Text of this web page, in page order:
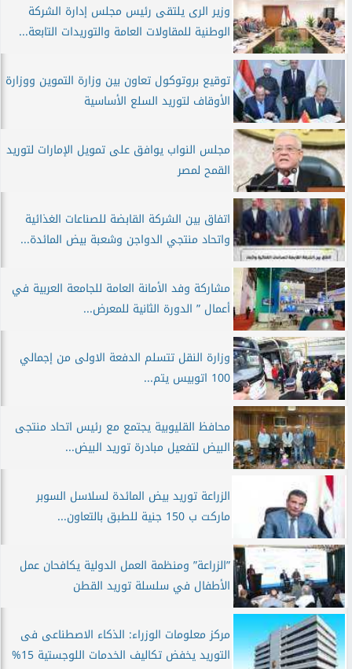
وزير الرى يلتقى رئيس مجلس إدارة الشركة
الوطنية للمقاولات العامة والتوريدات التابعة...
توقيع بروتوكول تعاون بين وزارة التموين ووزارة
الأوقاف لتوريد السلع الأساسية
مجلس النواب يوافق على تمويل الإمارات لتوريد
القمح لمصر
اتفاق بين الشركة القابضة للصناعات الغذائية
واتحاد منتجي الدواجن وشعبة بيض المائدة...
مشاركة وفد الأمانة العامة للجامعة العربية في
أعمال ” الدورة الثانية للمعرض...
وزارة النقل تتسلم الدفعة الاولى من إجمالي
100 اتوبيس يتم...
محافظ القليوبية يجتمع مع رئيس اتحاد منتجى
البيض لتفعيل مبادرة توريد البيض...
الزراعة توريد بيض المائدة لسلاسل السوبر
ماركت ب 150 جنية للطبق بالتعاون...
”الزراعة” ومنظمة العمل الدولية يكافحان عمل
الأطفال في سلسلة توريد القطن
مركز معلومات الوزراء: الذكاء الاصطناعى فى
التوريد يخفض تكاليف الخدمات اللوجستية 15%